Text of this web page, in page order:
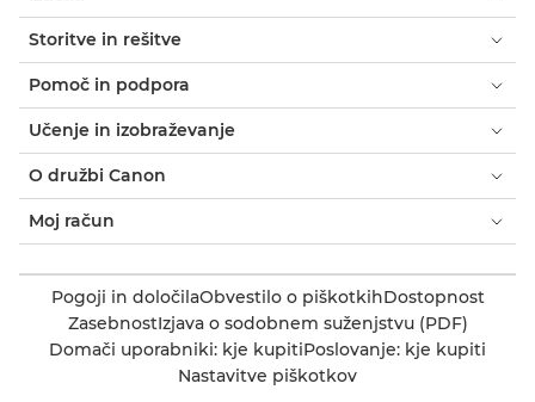
Storitve in rešitve
Pomoč in podpora
Učenje in izobraževanje
O družbi Canon
Moj račun
Pogoji in določilaObvestilo o piškotkihDostopnost
ZasebnostIzjava o sodobnem suženjstvu (PDF)
Domači uporabniki: kje kupitiPoslovanje: kje kupiti
Nastavitve piškotkov